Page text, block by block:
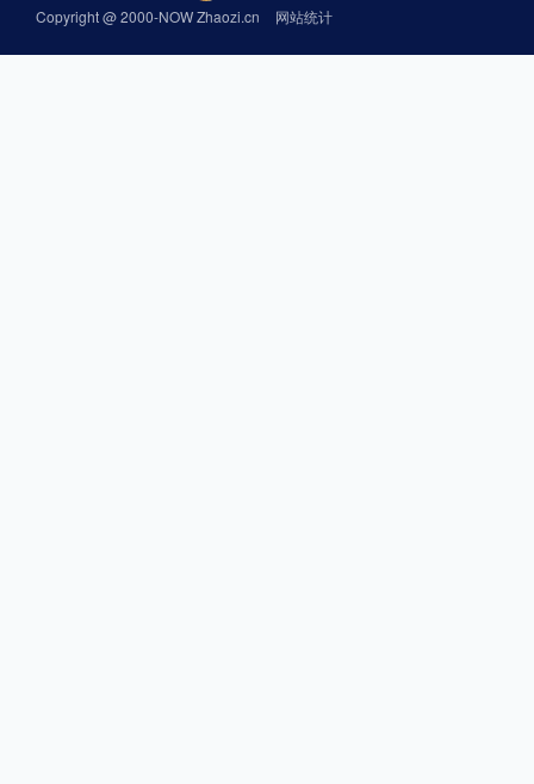
Copyright @ 2000-NOW Zhaozi.cn 网站统计